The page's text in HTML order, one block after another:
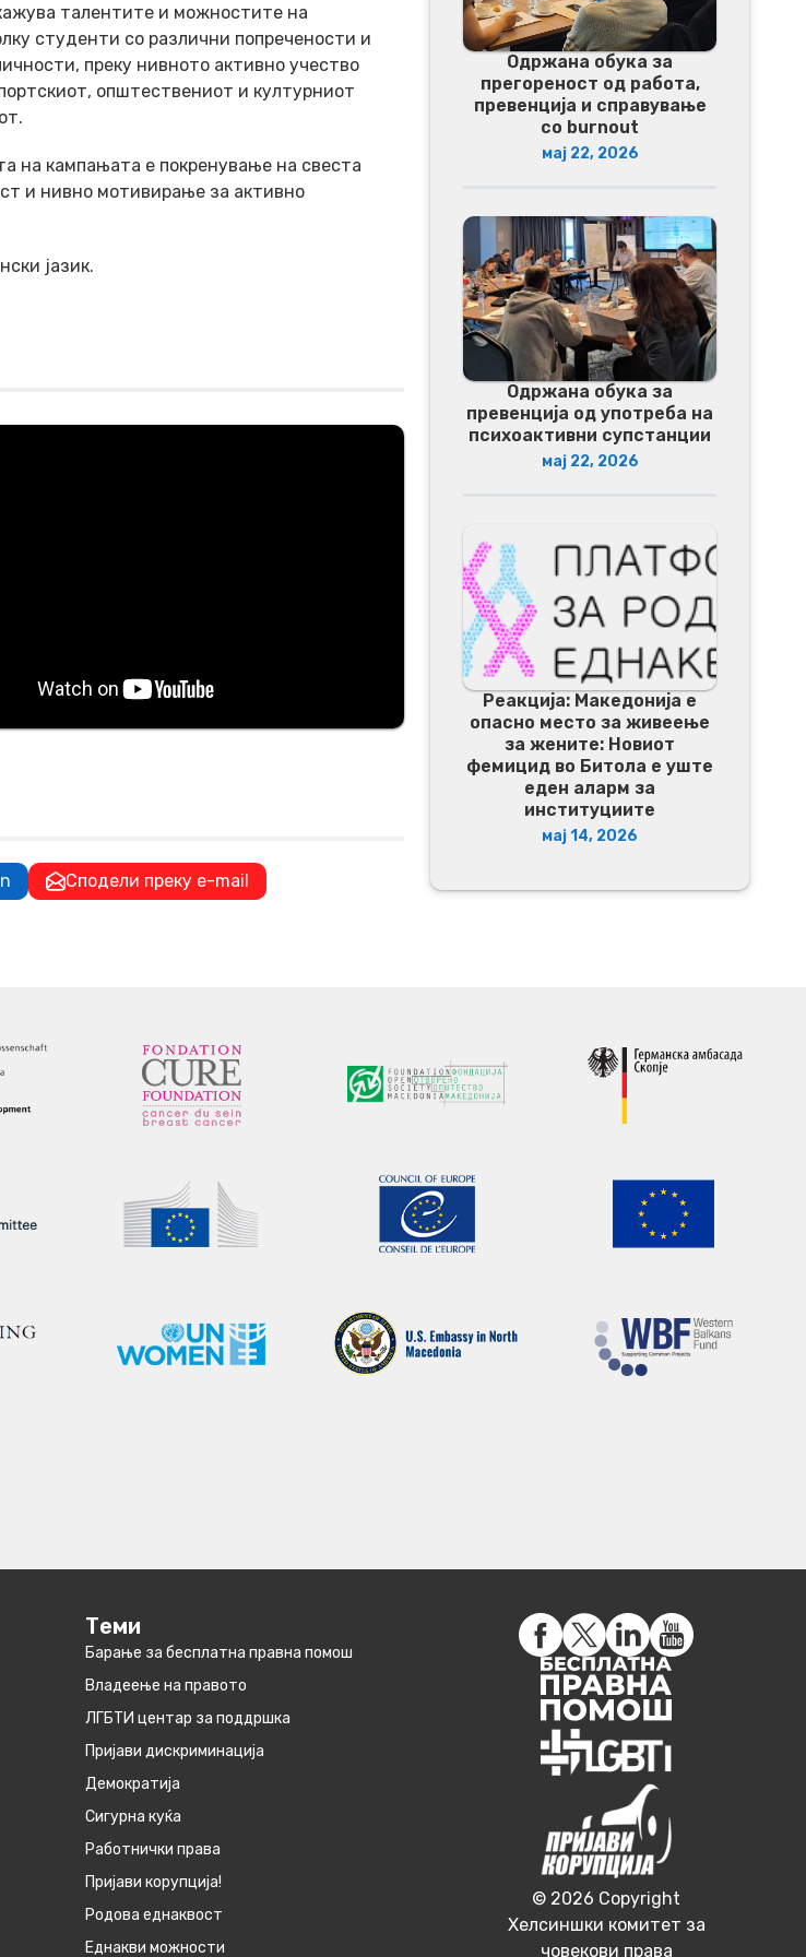
талентите и можностите на
студенти со различни попречености и
преку нивното активно учество
општествениот и културниот
на кампањата е покренување на свеста
и нивно мотивирање за активно
јазик.
Сподели преку e-mail
Одржана обука за
прегореност од работа,
превенција и справување
со burnout
мај 22, 2026
Одржана обука за
превенција од употреба на
психоактивни супстанции
мај 22, 2026
Реакција: Македонија е
опасно место за живеење
за жените: Новиот
фемицид во Битола е уште
еден аларм за
институциите
мај 14, 2026
Теми
Барање за бесплатна правна помош
Владеење на правото
ЛГБТИ центар за поддршка
Пријави дискриминација
Демократија
Сигурна куќа
Работнички права
Пријави корупција!
Родова еднаквост
Eднакви можности
© 2026 Copyright
Хелсиншки комитет за
човекови права